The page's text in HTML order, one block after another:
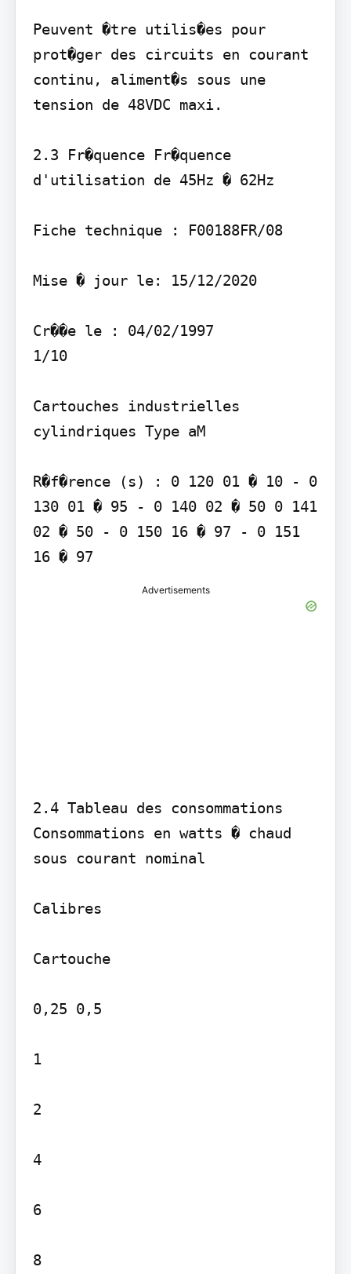
Peuvent �tre utilis�es pour
prot�ger des circuits en courant
continu, aliment�s sous une
tension de 48VDC maxi.
2.3 Fr�quence Fr�quence
d'utilisation de 45Hz � 62Hz
Fiche technique : F00188FR/08
Mise � jour le: 15/12/2020
Cr��e le : 04/02/1997
1/10
Cartouches industrielles
cylindriques Type aM
R�f�rence (s) : 0 120 01 � 10 - 0
130 01 � 95 - 0 140 02 � 50 0 141
02 � 50 - 0 150 16 � 97 - 0 151
Advertisements
2.4 Tableau des consommations
Consommations en watts � chaud
sous courant nominal
Calibres
Cartouche
0,25 0,5
1
2
4
6
8